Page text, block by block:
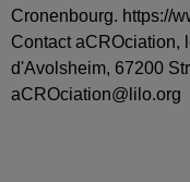
Cronenbourg. https://
Contact aCROciation,
d'Avolsheim, 67200
aCROciation@lilo.org